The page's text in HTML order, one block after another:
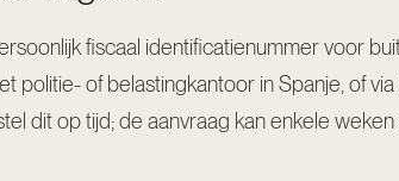
fiscaal identificatienummer voor
politie- of belastingkantoor in Spanje, of
dit op tijd; de aanvraag kan enkele weken